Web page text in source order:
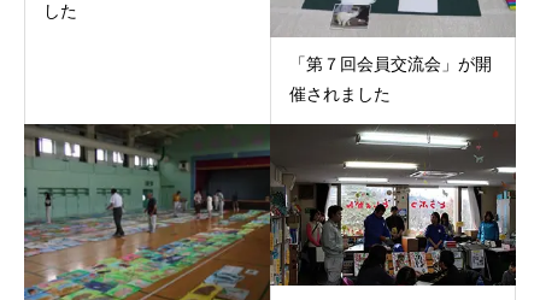
した
「第７回会員交流会」が開
催されました